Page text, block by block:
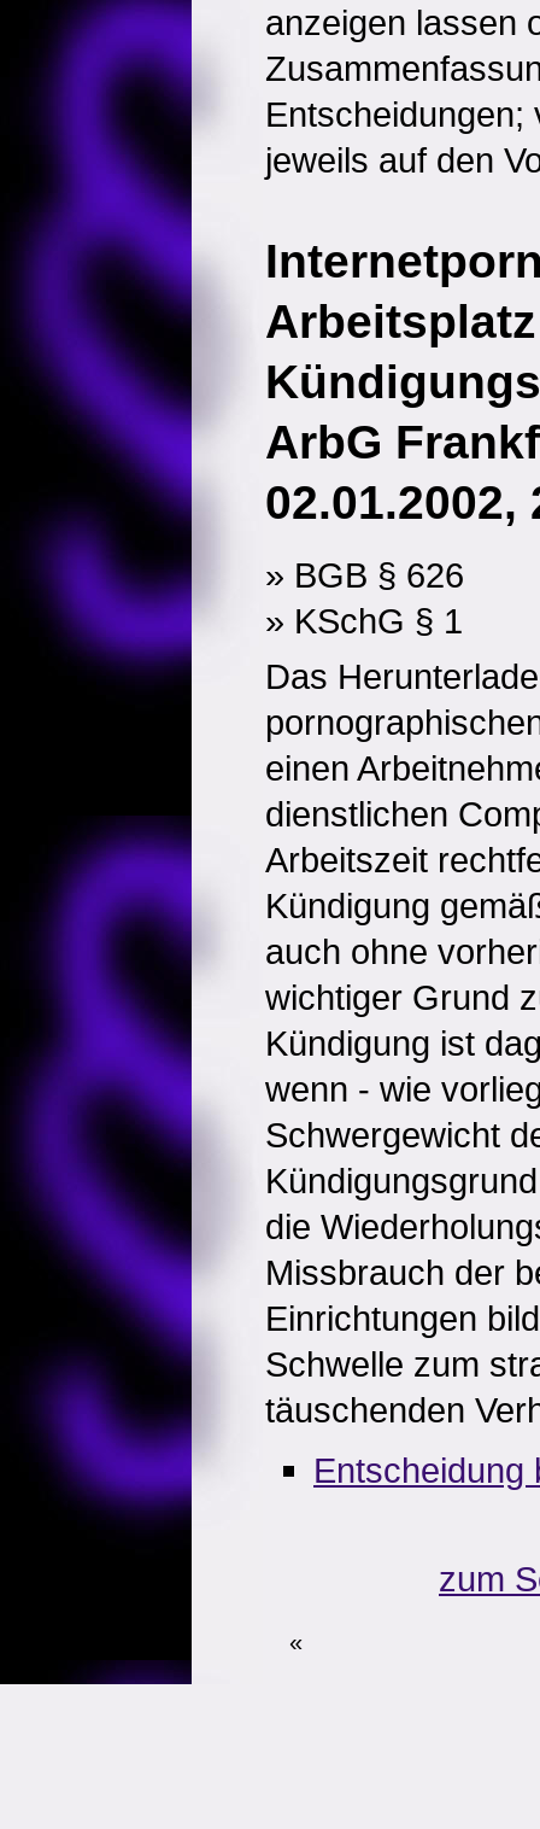
anzeigen lassen
Entscheidungen;
jeweils auf den
ArbG
02.01.2002,
» BGB § 626
» KSchG § 1
Das
einen
dienstlichen
Arbeitszeit
Kündigung
auch ohne
wichtiger Grund
Kündigung ist
wenn - wie
Schwergewicht
die
Missbrauch der
Einrichtungen
Schwelle zum
täuschenden
Entscheidung
zum
«